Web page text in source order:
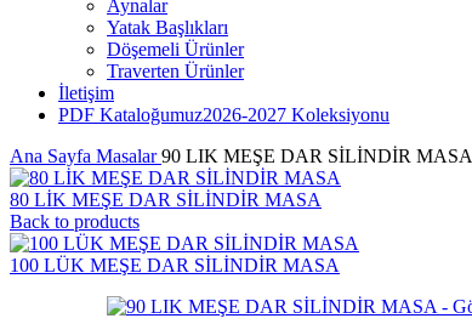
Aynalar
Yatak Başlıkları
Döşemeli Ürünler
Traverten Ürünler
İletişim
PDF Kataloğumuz2026-2027 Koleksiyonu
Ana Sayfa Masalar90 LIK MEŞE DAR SİLİNDİR MASA
80 LİK MEŞE DAR SİLİNDİR MASA
Back to products
100 LÜK MEŞE DAR SİLİNDİR MASA